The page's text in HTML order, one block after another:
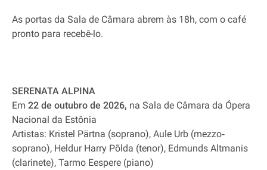
As portas da Sala de Câmara abrem às 18h, com o café
pronto para recebê-lo.
SERENATA ALPINA
Em 22 de outubro de 2026, na Sala de Câmara da Ópera
Nacional da Estônia
Artistas: Kristel Pärtna (soprano), Aule Urb (mezzo‐
soprano), Heldur Harry Põlda (tenor), Edmunds Altmanis
(clarinete), Tarmo Eespere (piano)